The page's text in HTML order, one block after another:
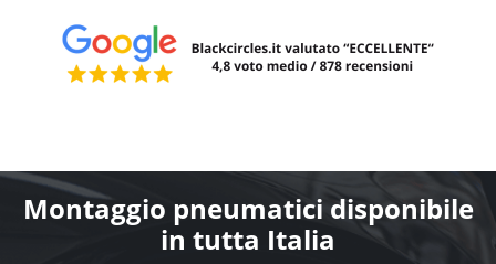
Montaggio pneumatici disponibile
in tutta Italia